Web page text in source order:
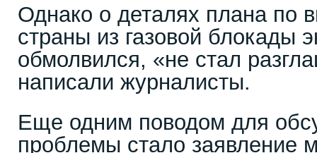
Однако о деталях плана по
страны из газовой блокады
обмолвился, «не стал
написали журналисты.
Еще одним поводом для
проблемы стало заявление